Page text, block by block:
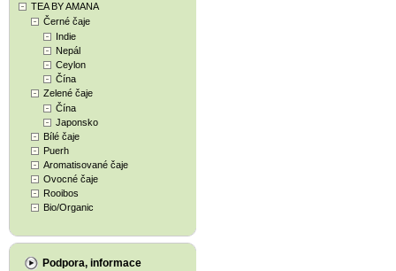
TEA BY AMANA
Černé čaje
Indie
Nepál
Ceylon
Čína
Zelené čaje
Čína
Japonsko
Bílé čaje
Puerh
Aromatisované čaje
Ovocné čaje
Rooibos
Bio/Organic
Podpora, informace